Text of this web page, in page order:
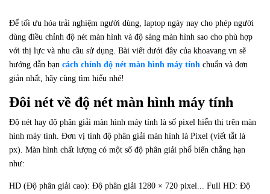
Để tối ưu hóa trải nghiệm người dùng, laptop ngày nay cho phép người
dùng điều chỉnh độ nét màn hình và độ sáng màn hình sao cho phù hợp
với thị lực và nhu cầu sử dụng. Bài viết dưới đây của khoavang.vn sẽ
hướng dẫn bạn cách chỉnh độ nét màn hình máy tính chuẩn và đơn
giản nhất, hãy cùng tìm hiểu nhé!
Đôi nét về độ nét màn hình máy tính
Độ nét hay độ phân giải màn hình máy tính là số pixel hiển thị trên màn
hình máy tính. Đơn vị tính độ phân giải màn hình là Pixel (viết tắt là
px). Màn hình chất lượng có một số độ phân giải phổ biến chẳng hạn
như:
HD (Độ phân giải cao): Độ phân giải 1280 × 720 pixel... Full HD: Độ